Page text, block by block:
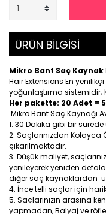
ÜRÜN BİLGİSİ
Mikro Bant Saç Kaynak
Hair Extensions En
yoğunlaştırma sistemidir;
Her pakette: 20 Adet =
Mikro Bant Saç Kaynağı
30 Dakika gibi bir sürede
Saçlarınızdan Kolayca
çıkarılmaktadır.
Düşük maliyet,
yenileyerek yeniden
diğer saç kaynaklardan
İnce telli saçlar için
Saçlarınızın arasına
yapmadan, Balyaj ve